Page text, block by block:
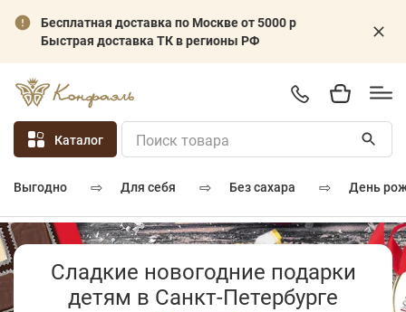
Бесплатная доставка по Москве от 5000 р
Быстрая доставка ТК в регионы РФ
Каталог
выгодно ⇨ для себя ⇨ без сахара ⇨ день
Сладкие новогодние подарки
детям в Санкт-Петербурге